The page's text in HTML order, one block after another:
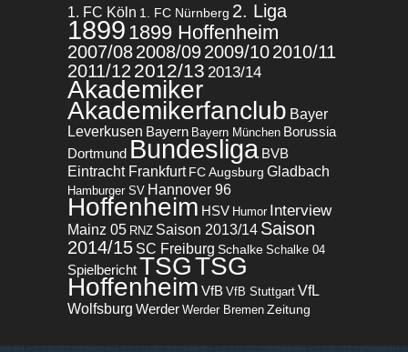
1. FC Köln 1. FC Nürnberg 2. Liga
1899 1899 Hoffenheim
2007/082008/092009/102010/11
2011/12 2012/13 2013/14
Akademiker
Akademikerfanclub Bayer
Leverkusen Bayern Bayern München Borussia
Dortmund Bundesliga BVB
Eintracht Frankfurt FC Augsburg Gladbach
Hamburger SV Hannover 96
Hoffenheim HSV Humor Interview
Mainz 05 RNZ Saison 2013/14 Saison
2014/15 SC Freiburg Schalke Schalke 04
SpielberichtTSGTSG
Hoffenheim VfB VfB Stuttgart VfL
Wolfsburg Werder Werder Bremen Zeitung